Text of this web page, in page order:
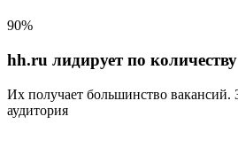
90%
hh.ru лидирует по
Их получает большинство вакансий.
аудитория